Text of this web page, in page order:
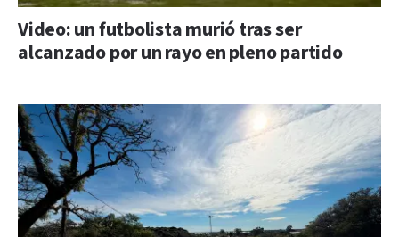
Video: un futbolista murió tras ser
alcanzado por un rayo en pleno partido